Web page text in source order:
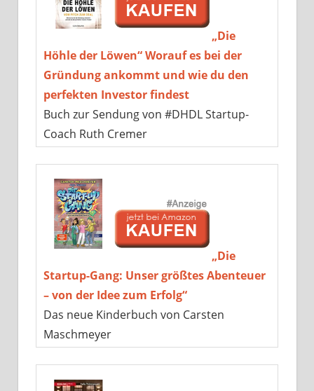
„Die
Höhle der Löwen“ Worauf es bei der
Gründung ankommt und wie du den
perfekten Investor findest
Buch zur Sendung von #DHDL Startup-
Coach Ruth Cremer
„Die
Startup-Gang: Unser größtes Abenteuer
– von der Idee zum Erfolg“
Das neue Kinderbuch von Carsten
Maschmeyer